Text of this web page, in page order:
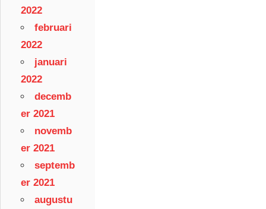
2022
februari
2022
januari
2022
decemb
er 2021
novemb
er 2021
septemb
er 2021
augustu